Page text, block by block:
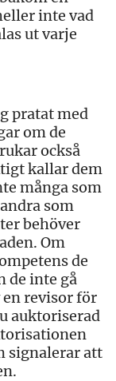
inte vad
ut varje
pratat med
om de
också
kallar dem
många som
som
behöver
Om
de
de inte gå
en revisor för
auktoriserad
signalerar att